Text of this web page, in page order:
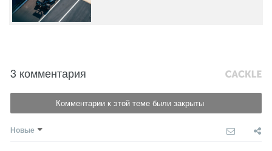
3 комментария
Комментарии к этой теме были закрыты
Новые